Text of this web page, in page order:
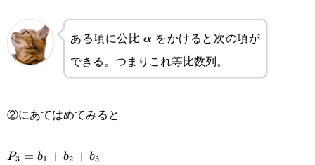
ある項に公比\alpha
α をかけると次の項が
できる。つまりこれ等比数列。
②にあてはめてみると
P_3=b_{1}+b_{2}+b_{3}
P3 = b1 + b2 + b3